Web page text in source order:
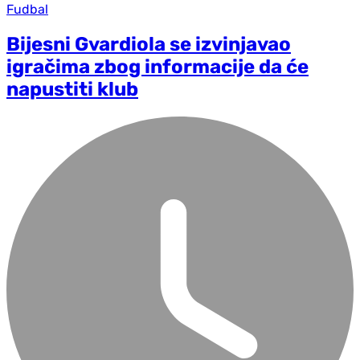
Fudbal
Bijesni Gvardiola se izvinjavao
igračima zbog informacije da će
napustiti klub